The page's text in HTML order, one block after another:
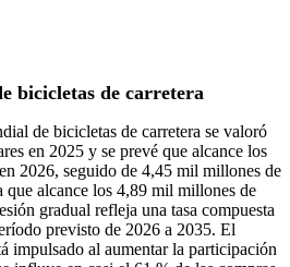
bicicletas de carretera
de bicicletas de carretera se valoró
en 2025 y se prevé que alcance los
2026, seguido de 4,45 mil millones de
que alcance los 4,89 mil millones de
gradual refleja una tasa compuesta
previsto de 2026 a 2035. El
impulsado al aumentar la participación